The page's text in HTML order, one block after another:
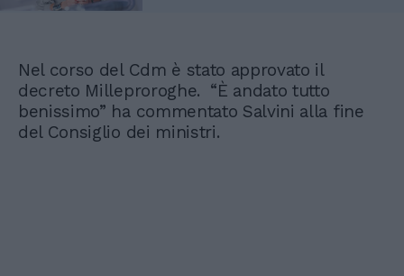
Nel corso del Cdm è stato approvato il
decreto Milleproroghe. “È andato tutto
benissimo” ha commentato Salvini alla fine
del Consiglio dei ministri.